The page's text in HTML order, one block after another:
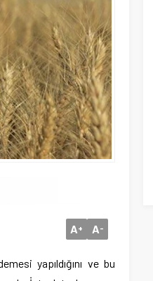
A+ A-
yapıldığını ve bu